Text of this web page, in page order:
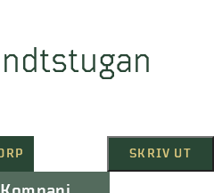
SKRIV UT